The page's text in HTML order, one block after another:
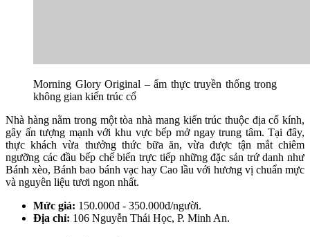
Morning Glory Original – ẩm thực truyền thống trong
không gian kiến trúc cổ
Nhà hàng nằm trong một tòa nhà mang kiến trúc thuộc địa cổ kính,
gây ấn tượng mạnh với khu vực bếp mở ngay trung tâm. Tại đây,
thực khách vừa thưởng thức bữa ăn, vừa được tận mắt chiêm
ngưỡng các đầu bếp chế biến trực tiếp những đặc sản trứ danh như
Bánh xèo, Bánh bao bánh vạc hay Cao lầu với hương vị chuẩn mực
và nguyên liệu tươi ngon nhất.
Mức giá: 150.000đ - 350.000đ/người.
Địa chỉ: 106 Nguyễn Thái Học, P. Minh An.